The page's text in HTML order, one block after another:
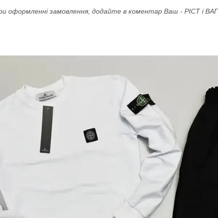
оформленні замовлення, додайте в коментар Ваш - РІСТ і